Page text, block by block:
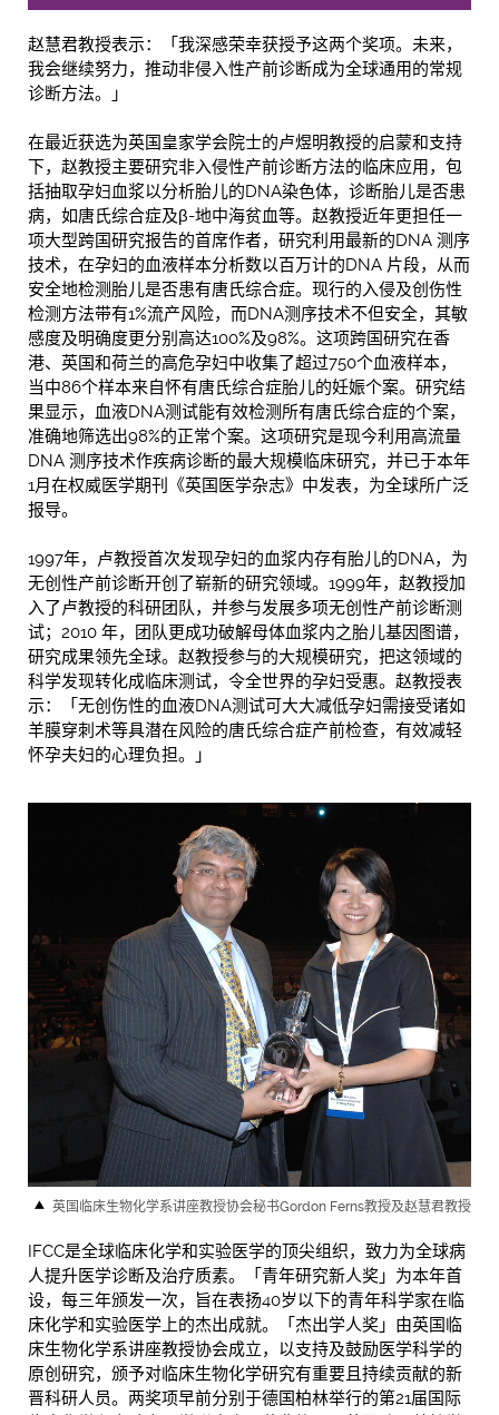
赵慧君教授表示：「我深感荣幸获授予这两个奖项。未来，
我会继续努力，推动非侵入性产前诊断成为全球通用的常规
诊断方法。」
在最近获选为英国皇家学会院士的卢煜明教授的启蒙和支持
下，赵教授主要研究非入侵性产前诊断方法的临床应用，包
括抽取孕妇血浆以分析胎儿的DNA染色体，诊断胎儿是否患
病，如唐氏综合症及β-地中海贫血等。赵教授近年更担任一
项大型跨国研究报告的首席作者，研究利用最新的DNA 测序
技术，在孕妇的血液样本分析数以百万计的DNA 片段，从而
安全地检测胎儿是否患有唐氏综合症。现行的入侵及创伤性
检测方法带有1%流产风险，而DNA测序技术不但安全，其敏
感度及明确度更分别高达100%及98%。这项跨国研究在香
港、英国和荷兰的高危孕妇中收集了超过750个血液样本，
当中86个样本来自怀有唐氏综合症胎儿的妊娠个案。研究结
果显示，血液DNA测试能有效检测所有唐氏综合症的个案，
准确地筛选出98%的正常个案。这项研究是现今利用高流量
DNA 测序技术作疾病诊断的最大规模临床研究，并已于本年
1月在权威医学期刊《英国医学杂志》中发表，为全球所广泛
报导。
1997年，卢教授首次发现孕妇的血浆内存有胎儿的DNA，为
无创性产前诊断开创了崭新的研究领域。1999年，赵教授加
入了卢教授的科研团队，并参与发展多项无创性产前诊断测
试；2010 年，团队更成功破解母体血浆内之胎儿基因图谱，
研究成果领先全球。赵教授参与的大规模研究，把这领域的
科学发现转化成临床测试，令全世界的孕妇受惠。赵教授表
示：「无创伤性的血液DNA测试可大大减低孕妇需接受诸如
羊膜穿刺术等具潜在风险的唐氏综合症产前检查，有效减轻
怀孕夫妇的心理负担。」
英国临床生物化学系讲座教授协会秘书Gordon Ferns教授及赵慧君教授
IFCC是全球临床化学和实验医学的顶尖组织，致力为全球病
人提升医学诊断及治疗质素。「青年研究新人奖」为本年首
设，每三年颁发一次，旨在表扬40岁以下的青年科学家在临
床化学和实验医学上的杰出成就。「杰出学人奖」由英国临
床生物化学系讲座教授协会成立，以支持及鼓励医学科学的
原创研究，颁予对临床生物化学研究有重要且持续贡献的新
晋科研人员。两奖项早前分别于德国柏林举行的第21届国际